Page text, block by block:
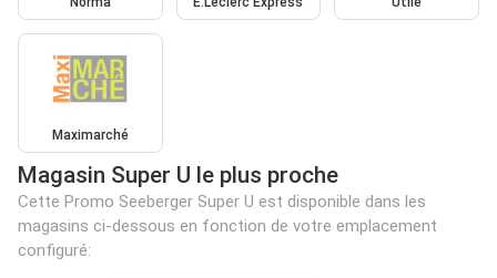
Maximarché
Magasin Super U le plus proche
Cette Promo Seeberger Super U est disponible dans les
magasins ci-dessous en fonction de votre emplacement
configuré: